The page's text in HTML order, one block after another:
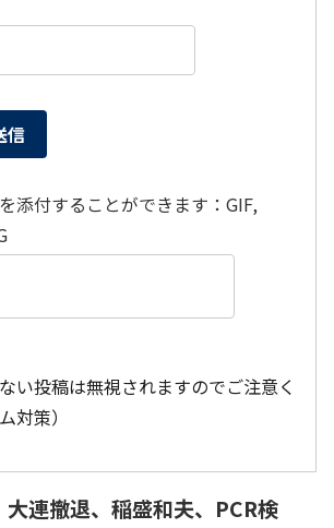
添付することができます：GIF,
い投稿は無視されますのでご注意く
対策）
大連撤退、稲盛和夫、PCR検